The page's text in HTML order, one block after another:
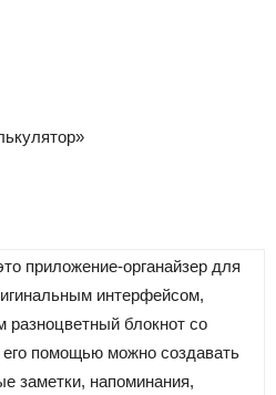
приложение-органайзер для
интерфейсом,
блокнот со
помощью можно создавать
заметки, напоминания,